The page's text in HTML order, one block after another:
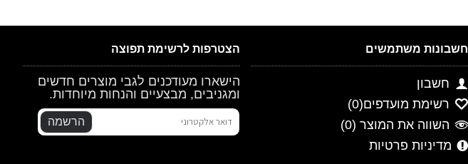
חשבונות משתמשים
חשבון
רשימת מועדפים(0
)
השווה את המוצר (0
)
מדיניות פרטיות
הצטרפות לרשימת תפוצה
הישארו מעודכנים לגבי מוצרים חדשים
ומגניבים, מבצעיים והנחות מיוחדות.
הרשמה